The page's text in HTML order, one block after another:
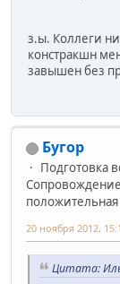
з.ы. Коллеги
констракшн
завышен без
Бугор
Подготовка
положительная
20 ноября 2012,
Цитата: